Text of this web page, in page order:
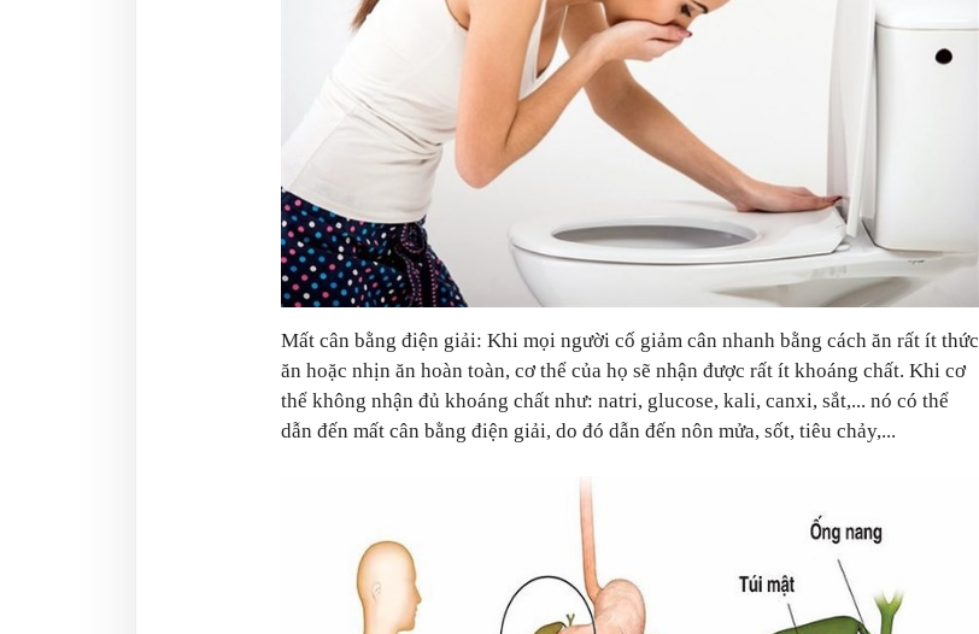
Mất cân bằng điện giải: Khi mọi người cố giảm cân nhanh bằng cách ăn rất ít thức
ăn hoặc nhịn ăn hoàn toàn, cơ thể của họ sẽ nhận được rất ít khoáng chất. Khi cơ
thể không nhận đủ khoáng chất như: natri, glucose, kali, canxi, sắt,... nó có thể
dẫn đến mất cân bằng điện giải, do đó dẫn đến nôn mửa, sốt, tiêu chảy,...